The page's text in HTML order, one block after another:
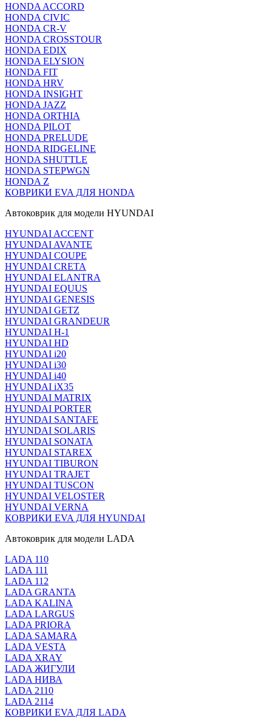
HONDA ACCORD
HONDA CIVIC
HONDA CR-V
HONDA CROSSTOUR
HONDA EDIX
HONDA ELYSION
HONDA FIT
HONDA HRV
HONDA INSIGHT
HONDA JAZZ
HONDA ORTHIA
HONDA PILOT
HONDA PRELUDE
HONDA RIDGELINE
HONDA SHUTTLE
HONDA STEPWGN
HONDA Z
КОВРИКИ EVA ДЛЯ HONDA
Автоковрик для модели HYUNDAI
HYUNDAI ACCENT
HYUNDAI AVANTE
HYUNDAI COUPE
HYUNDAI CRETA
HYUNDAI ELANTRA
HYUNDAI EQUUS
HYUNDAI GENESIS
HYUNDAI GETZ
HYUNDAI GRANDEUR
HYUNDAI H-1
HYUNDAI HD
HYUNDAI i20
HYUNDAI i30
HYUNDAI i40
HYUNDAI iX35
HYUNDAI MATRIX
HYUNDAI PORTER
HYUNDAI SANTAFE
HYUNDAI SOLARIS
HYUNDAI SONATA
HYUNDAI STAREX
HYUNDAI TIBURON
HYUNDAI TRAJET
HYUNDAI TUSCON
HYUNDAI VELOSTER
HYUNDAI VERNA
КОВРИКИ EVA ДЛЯ HYUNDAI
Автоковрик для модели LADA
LADA 110
LADA 111
LADA 112
LADA GRANTA
LADA KALINA
LADA LARGUS
LADA PRIORA
LADA SAMARA
LADA VESTA
LADA XRAY
LADA ЖИГУЛИ
LADA НИВА
LADA 2110
LADA 2114
КОВРИКИ EVA ДЛЯ LADA